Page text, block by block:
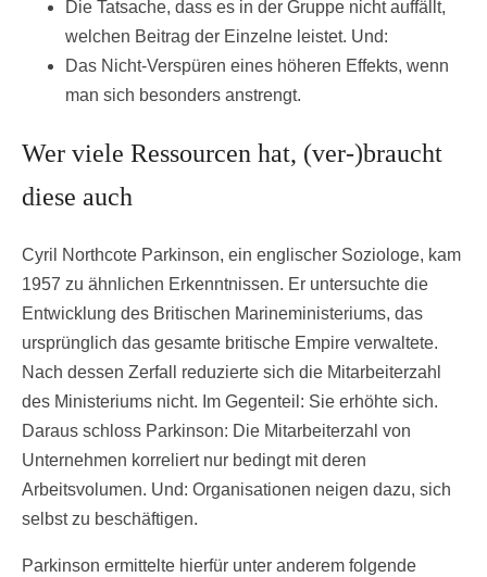
Die Tatsache, dass es in der Gruppe nicht auffällt,
welchen Beitrag der Einzelne leistet. Und:
Das Nicht-Verspüren eines höheren Effekts, wenn
man sich besonders anstrengt.
Wer viele Ressourcen hat, (ver-)braucht
diese auch
Cyril Northcote Parkinson, ein englischer Soziologe, kam
1957 zu ähnlichen Erkenntnissen. Er untersuchte die
Entwicklung des Britischen Marineministeriums, das
ursprünglich das gesamte britische Empire verwaltete.
Nach dessen Zerfall reduzierte sich die Mitarbeiterzahl
des Ministeriums nicht. Im Gegenteil: Sie erhöhte sich.
Daraus schloss Parkinson: Die Mitarbeiterzahl von
Unternehmen korreliert nur bedingt mit deren
Arbeitsvolumen. Und: Organisationen neigen dazu, sich
selbst zu beschäftigen.
Parkinson ermittelte hierfür unter anderem folgende